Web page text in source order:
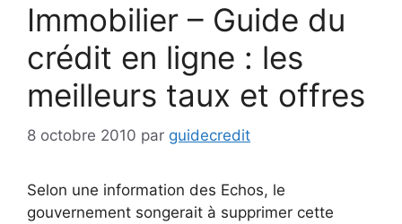
Immobilier – Guide du
crédit en ligne : les
meilleurs taux et offres
8 octobre 2010 par guidecredit
Selon une information des Echos, le
gouvernement songerait à supprimer cette